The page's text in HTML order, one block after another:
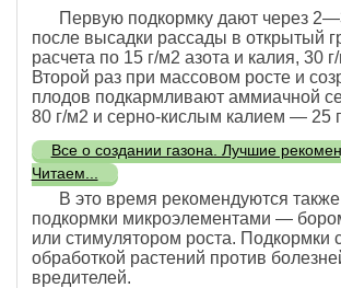
Первую подкормку дают через
после высадки рассады в открытый
расчета по 15 г/м2 азота и калия, 30
Второй раз при массовом росте и
плодов подкармливают аммиачной
80 г/м2 и серно-кислым калием — 25
Все о создании газона. Лучшие
Читаем...
В это время рекомендуются
подкормки микроэлементами —
или стимулятором роста. Подкормки
обработкой растений против
вредителей.